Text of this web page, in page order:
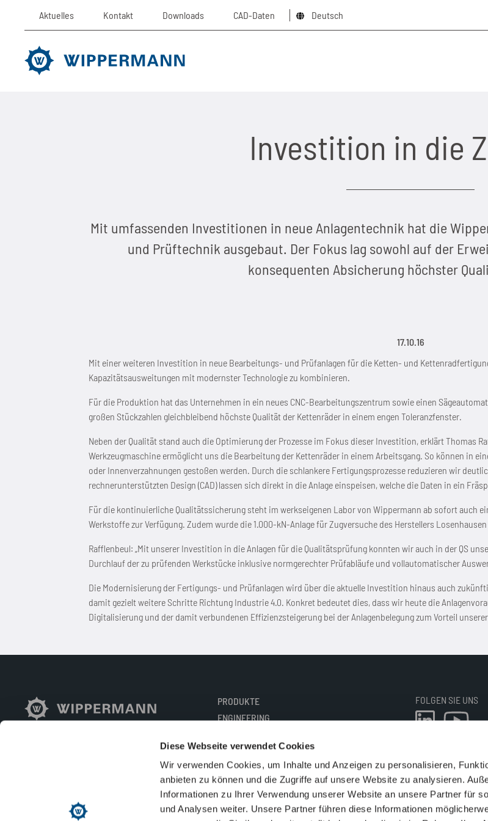
Diese Webseite verwendet Cookies
Wir verwenden Cookies, um Inhalte und Anzeigen zu personalisieren,
anbieten zu können und die Zugriffe auf unsere Website zu analysieren.
Informationen zu Ihrer Verwendung unserer Website an unsere Partner für
und Analysen weiter. Unsere Partner führen diese Informationen
Aktuelles Kontakt Downloads CAD-Daten Deutsch
Investition in die
Mit umfassenden Investitionen in neue Anlagentechnik hat die
und Prüftechnik ausgebaut. Der Fokus lag sowohl auf der
konsequenten Absicherung höchster
17.10.16
Mit einer weiteren Investition in neue Bearbeitungs- und Prüfanlagen für die Ketten- und
Kapazitätsausweitungen mit modernster Technologie zu kombinieren.
Für die Produktion hat das Unternehmen in ein neues CNC-Bearbeitungszentrum sowie einen
großen Stückzahlen gleichbleibend höchste Qualität der Kettenräder in einem engen Toleranzfenster.
Neben der Qualität stand auch die Optimierung der Prozesse im Fokus dieser Investition, erklärt Thomas
Werkzeugmaschine ermöglicht uns die Bearbeitung der Kettenräder in einem Arbeitsgang. So können in
oder Innenverzahnungen gestoßen werden. Durch die schlankere Fertigungsprozesse reduzieren wir
rechnerunterstützten Design (CAD) lassen sich direkt in die Anlage einspeisen, welche die Daten in ein
Für die kontinuierliche Qualitätssicherung steht im werkseigenen Labor von Wippermann ab sofort auch
Werkstoffe zur Verfügung. Zudem wurde die 1.000-kN-Anlage für Zugversuche des Herstellers
Rafflenbeul: „Mit unserer Investition in die Anlagen für die Qualitätsprüfung konnten wir auch in der QS
Durchlauf der zu prüfenden Werkstücke inklusive normgerechter Prüfabläufe und vollautomatischer
Die Modernisierung der Fertigungs- und Prüfanlagen wird über die aktuelle Investition hinaus auch
damit gezielt weitere Schritte Richtung Industrie 4.0. Konkret bedeutet dies, dass wir heute die
Digitalisierung und der damit verbundenen Effizienzsteigerung bei der Anlagenbelegung zum Vorteil
PRODUKTE
ENGINEERING
SERVICE
UNTERNEHMEN
NACHHALTIGKEIT
KARRIERE
KONTAKT
FOLGEN SIE UNS